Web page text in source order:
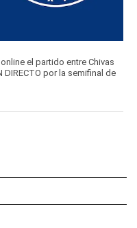
el partido entre Chivas
DIRECTO por la semifinal de